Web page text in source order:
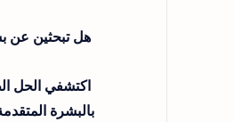
هل تبحثين عن
بالبشرة